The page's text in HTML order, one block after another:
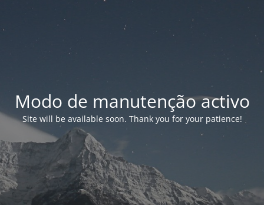
Modo de manutenção activo
Site will be available soon. Thank you for your patience!